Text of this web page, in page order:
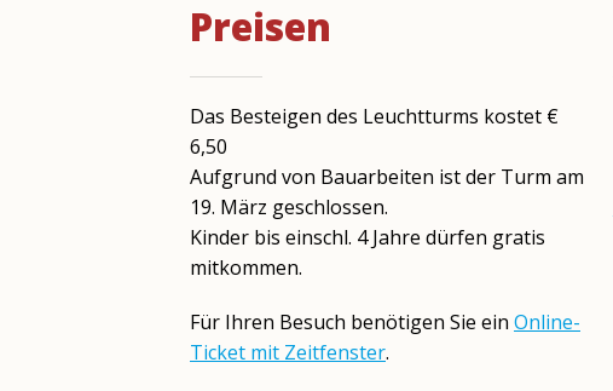
Preisen
Das Besteigen des Leuchtturms kostet €
6,50
Aufgrund von Bauarbeiten ist der Turm am
19. März geschlossen.
Kinder bis einschl. 4 Jahre dürfen gratis
mitkommen.
Für Ihren Besuch benötigen Sie ein Online-
Ticket mit Zeitfenster.